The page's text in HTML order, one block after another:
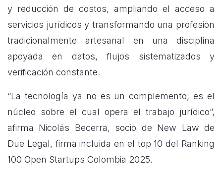
y reducción de costos, ampliando el acceso a
servicios jurídicos y transformando una profesión
tradicionalmente artesanal en una disciplina
apoyada en datos, flujos sistematizados y
verificación constante.
“La tecnología ya no es un complemento, es el
núcleo sobre el cual opera el trabajo jurídico”,
afirma Nicolás Becerra, socio de New Law de
Due Legal, firma incluida en el top 10 del Ranking
100 Open Startups Colombia 2025.